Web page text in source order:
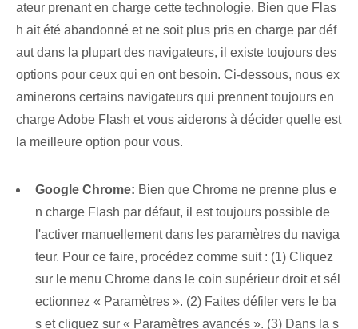
ateur prenant en charge cette technologie. Bien que Flas
h ait été abandonné et ne soit plus pris en charge par déf
aut dans la plupart des navigateurs, il existe toujours des
options pour ceux qui en ont besoin. Ci-dessous, nous ex
aminerons certains navigateurs qui prennent toujours en
charge Adobe Flash et vous aiderons à décider quelle est
la meilleure option pour vous.
Google Chrome: Bien que Chrome ne prenne plus e
n charge Flash par défaut, il est toujours possible de
l'activer manuellement dans les paramètres du naviga
teur. Pour ce faire, procédez comme suit : (1) Cliquez
sur le menu Chrome dans le coin supérieur droit et sél
ectionnez « Paramètres ». (2) Faites défiler vers le ba
s et cliquez sur « Paramètres avancés ». (3) Dans la s